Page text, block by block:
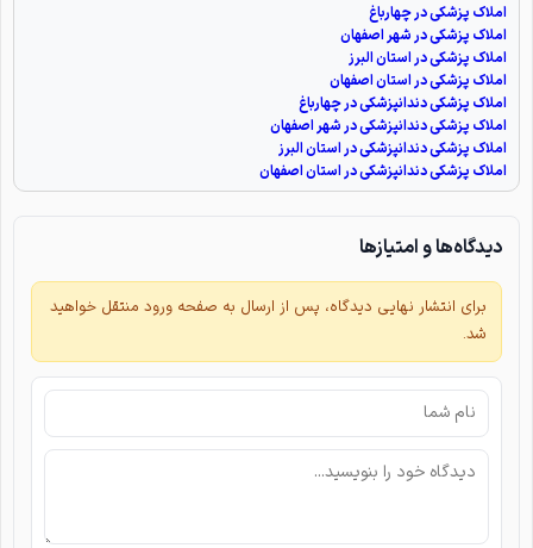
املاک پزشکی در چهارباغ
املاک پزشکی در شهر اصفهان
املاک پزشکی در استان البرز
املاک پزشکی در استان اصفهان
املاک پزشکی دندانپزشکی در چهارباغ
املاک پزشکی دندانپزشکی در شهر اصفهان
املاک پزشکی دندانپزشکی در استان البرز
املاک پزشکی دندانپزشکی در استان اصفهان
دیدگاه‌ها و امتیازها
برای انتشار نهایی دیدگاه، پس از ارسال به صفحه ورود منتقل خواهید
شد.